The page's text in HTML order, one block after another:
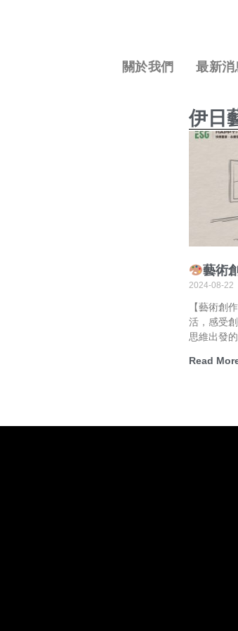
關於我們 最新消
伊日
藝術
2024-08-22
【藝術創
活，感受
思維出發
Read